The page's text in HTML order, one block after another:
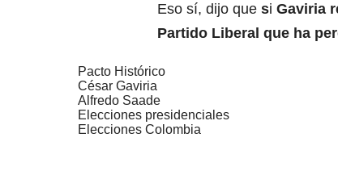
Eso sí, dijo que si Gaviria
Partido Liberal que ha
Pacto Histórico
César Gaviria
Alfredo Saade
Elecciones presidenciales
Elecciones Colombia